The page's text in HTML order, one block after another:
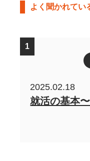
よく聞かれてい
1
2025.02.18
就活の基本